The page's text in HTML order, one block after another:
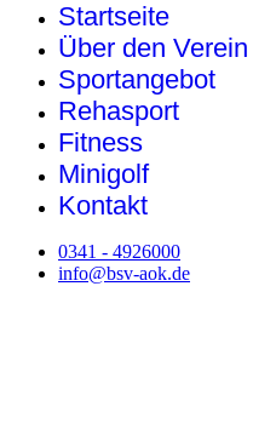
Startseite
Über den Verein
Sportangebot
Rehasport
Fitness
Minigolf
Kontakt
0341 - 4926000
info@bsv-aok.de